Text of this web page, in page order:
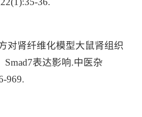
对肾纤维化模型大鼠肾组织
Smad7表达影响.中医杂
969.